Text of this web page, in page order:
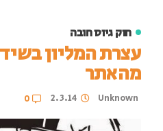
חוק גיוס חובה
עצרת המליון
מהאתר
Unknown
2.3.14
0